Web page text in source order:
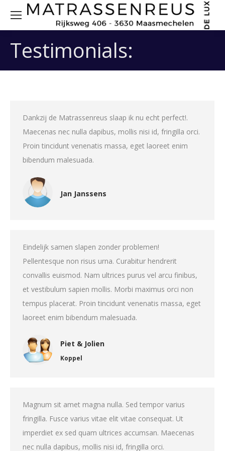
Testimonials:
Dankzij de Matrassenreus slaap ik nu echt perfect!.
Maecenas nec nulla dapibus, mollis nisi id, fringilla orci.
Proin tincidunt venenatis massa, eget laoreet enim
bibendum malesuada.
Jan Janssens
Eindelijk samen slapen zonder problemen!
Pellentesque non risus urna. Curabitur hendrerit
convallis euismod. Nam ultrices purus vel arcu finibus,
et vestibulum sapien mollis. Morbi maximus orci non
tempus placerat. Proin tincidunt venenatis massa, eget
laoreet enim bibendum malesuada.
Piet & Jolien
Koppel
Magnum sit amet magna nulla. Sed tempor varius
fringilla. Fusce varius vitae elit vitae consequat. Ut
imperdiet ex sed quam ultrices accumsan. Maecenas
nec nulla dapibus, mollis nisi id, fringilla orci.